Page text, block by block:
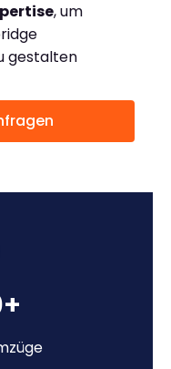
, um
gestalten